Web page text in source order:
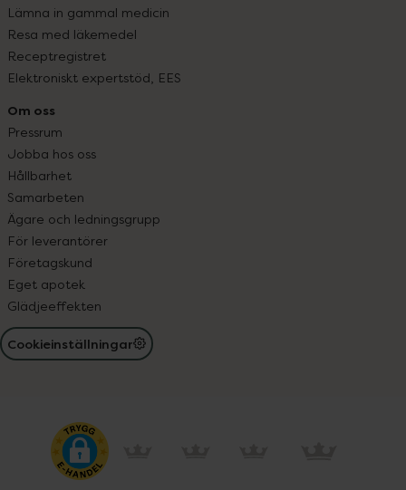
Lämna in gammal medicin
Resa med läkemedel
Receptregistret
Elektroniskt expertstöd, EES
Om oss
Pressrum
Jobba hos oss
Hållbarhet
Samarbeten
Ägare och ledningsgrupp
För leverantörer
Företagskund
Eget apotek
Glädjeeffekten
Cookieinställningar